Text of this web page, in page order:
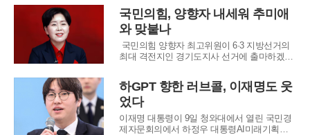
져 나왔다. 특히 서울시당위원장인 배현진 의
원이 장 대표의 행보를 정면으로 비판하며, 선
거를 앞둔 당의 내분이 심화될 조짐을 보이고
있다.배현진 의원은 13일 자신의 SNS를 통해,
후
국민의힘, 양향자 내세워 추미애
와 맞붙나
국민의힘 양향자 최고위원이 6·3 지방선거의
최대 격전지인 경기도지사 선거에 출마하겠다
싸움꾼이 아닌 일꾼이 필요하다"고 강조하며,
자신의 강점인 첨단산업 전문성을 전면에 내세
웠다. 이번 출마 선언은 당 공천관리위원회가
후보 추가 공모에 나선 가운데 이루어졌다.양
최
하GPT 향한 러브콜, 이재명도 웃
었다
이재명 대통령이 9일 청와대에서 열린 국민경
제자문회의에서 하정우 대통령AI미래기획수